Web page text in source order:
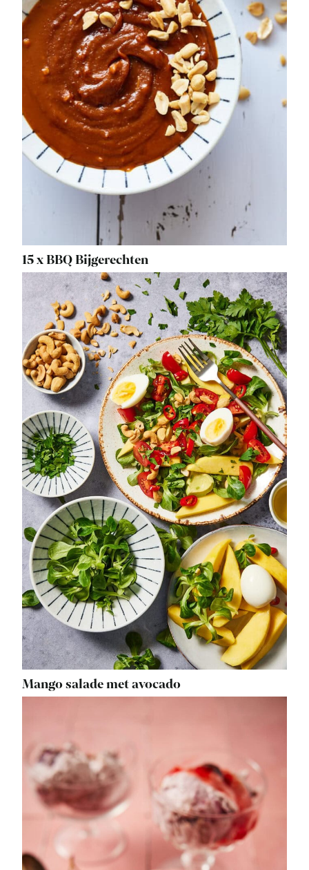
15 x BBQ Bijgerechten
Mango salade met avocado